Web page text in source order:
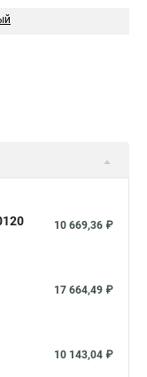
Монтажный провод
10 669,36 ₽
17 664,49 ₽
10 143,04 ₽